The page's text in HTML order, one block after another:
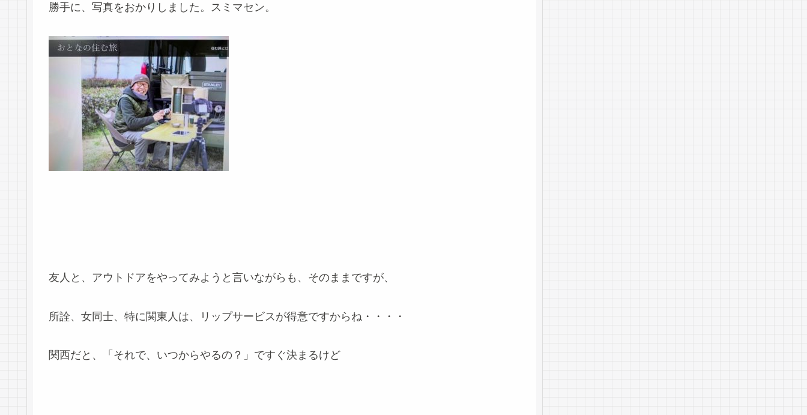
勝手に、写真をおかりしました。スミマセン。
友人と、アウトドアをやってみようと言いながらも、そのままですが、
所詮、女同士、特に関東人は、リップサービスが得意ですからね・・・・
関西だと、「それで、いつからやるの？」ですぐ決まるけど